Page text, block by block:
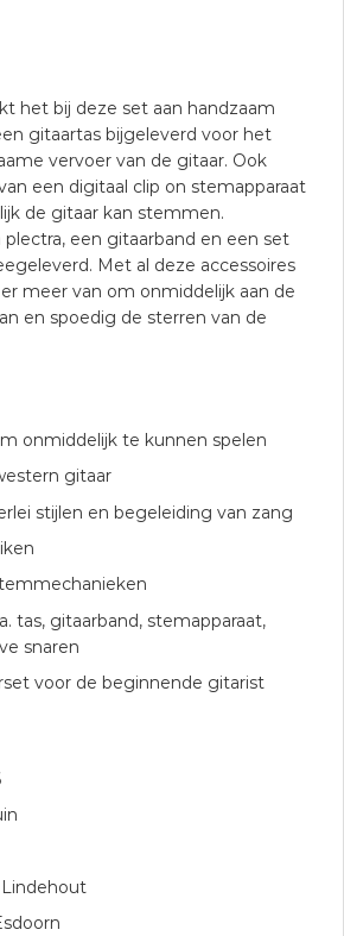
het bij deze set aan handzaam
gitaartas bijgeleverd voor het
vervoer van de gitaar. Ook
een digitaal clip on stemapparaat
de gitaar kan stemmen.
plectra, een gitaarband en een set
Met al deze accessoires
meer van om onmiddelijk aan de
en spoedig de sterren van de
onmiddelijk te kunnen spelen
gitaar
stijlen en begeleiding van zang
tas, gitaarband, stemapparaat,
snaren
voor de beginnende gitarist